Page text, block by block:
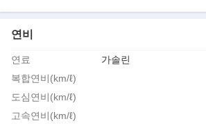
연비
연료
가솔린
복합연비(km/ℓ)
도심연비(km/ℓ)
고속연비(km/ℓ)